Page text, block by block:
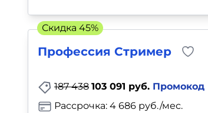
Профессия Стример
187 438 103 091 руб. Промокод
Рассрочка: 4 686 руб./мес.
Скидка 45%